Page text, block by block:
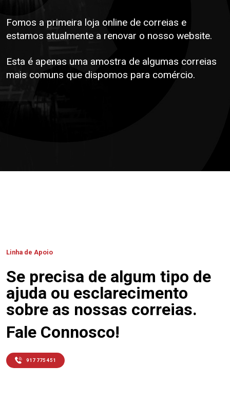
Fomos a primeira loja online de correias e
estamos atualmente a renovar o nosso website.
Esta é apenas uma amostra de algumas correias
mais comuns que dispomos para comércio.
Linha de Apoio
Se precisa de algum tipo de
ajuda ou esclarecimento
sobre as nossas correias.
Fale Connosco!
917 775 451